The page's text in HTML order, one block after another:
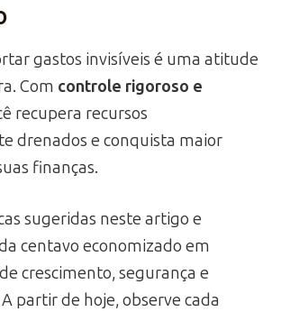
gastos invisíveis é uma atitude
Com controle rigoroso e
recupera recursos
drenados e conquista maior
finanças.
sugeridas neste artigo e
centavo economizado em
crescimento, segurança e
partir de hoje, observe cada